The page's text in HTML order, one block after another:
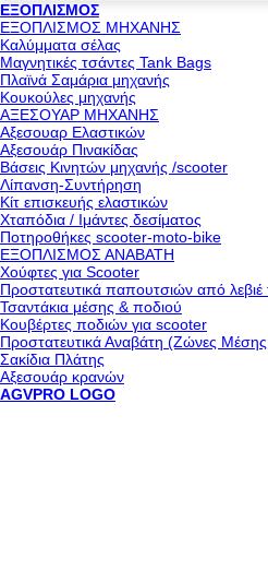
ΕΞΟΠΛΙΣΜΟΣ
ΕΞΟΠΛΙΣΜΟΣ ΜΗΧΑΝΗΣ
Καλύμματα σέλας
Μαγνητικές τσάντες Tank Bags
Πλαϊνά Σαμάρια μηχανής
Κουκούλες μηχανής
ΑΞΕΣΟΥΑΡ ΜΗΧΑΝΗΣ
Αξεσουαρ Ελαστικών
Αξεσουάρ Πινακίδας
Βάσεις Κινητών μηχανής /scooter
Λίπανση-Συντήρηση
Κίτ επισκευής ελαστικών
Χταπόδια / Ιμάντες δεσίματος
Ποτηροθήκες scooter-moto-bike
ΕΞΟΠΛΙΣΜΟΣ ΑΝΑΒΑΤΗ
Χούφτες για Scooter
Προστατευτικά παπουτσιών από λεβιέ
Τσαντάκια μέσης & ποδιού
Κουβέρτες ποδιών για scooter
Προστατευτικά Αναβάτη (Ζώνες Μέσης
Σακίδια Πλάτης
Αξεσουάρ κρανών
AGVPRO LOGO